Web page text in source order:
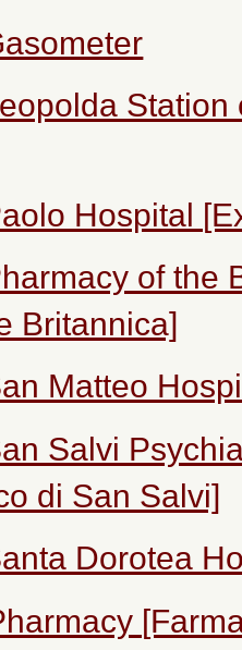
Hospital
of the
Britannica]
Matteo
Salvi
di San Salvi]
Dorotea